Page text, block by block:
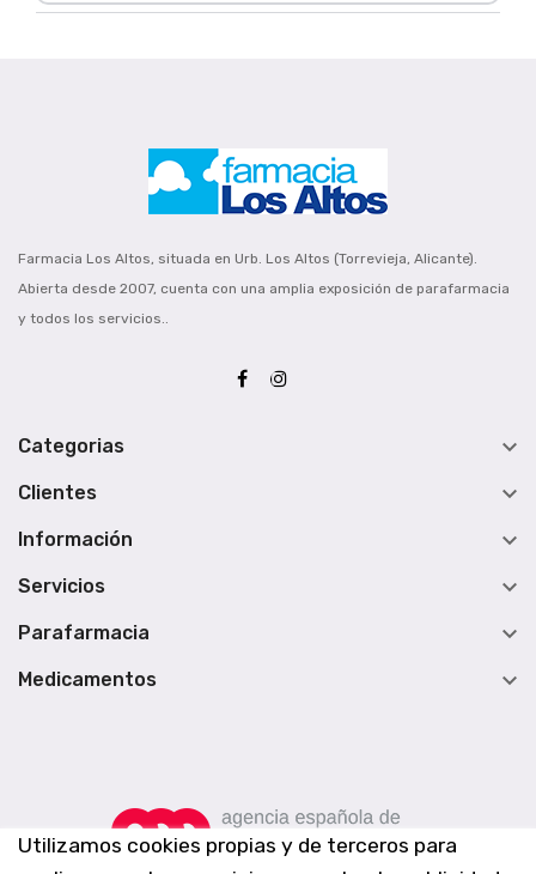
Utilizamos cookies propias y de terceros para
Farmacia Los Altos, situada en Urb. Los Altos (Torrevieja, Alicante).
Abierta desde 2007, cuenta con una amplia exposición de parafarmacia
y todos los servicios..
Categorias 
Clientes 
Información 
Servicios 
Parafarmacia 
Medicamentos 